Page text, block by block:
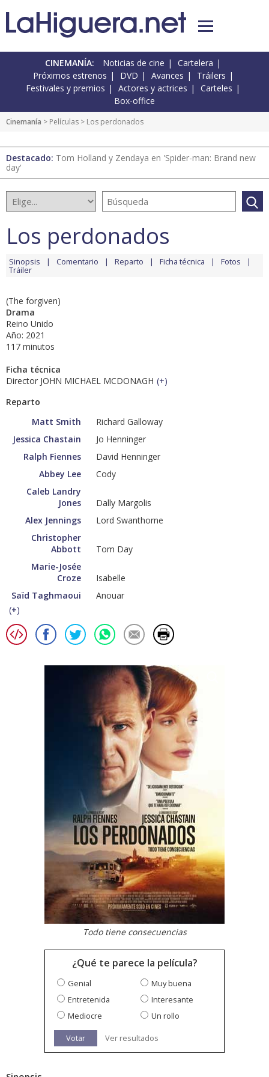
CINEMANÍA: Noticias de cine
Cartelera
Próximos estrenos
DVD Avances
Tráilers
Festivales y premios
Actores y actrices
Carteles
Box-office
Cinemanía > Películas > Los perdonados
Destacado: Tom Holland y Zendaya en 'Spider-man: Brand new
day'
Los perdonados
Sinopsis Comentario Reparto Ficha técnica Fotos
Tráiler
(The forgiven)
Drama
Reino Unido
Año: 2021
117 minutos
Ficha técnica
Director JOHN MICHAEL MCDONAGH (+)
Reparto
Matt Smith
Richard Galloway
Jessica Chastain
Jo Henninger
Ralph Fiennes
David Henninger
Abbey Lee
Cody
Caleb Landry
Jones
Dally Margolis
Alex Jennings
Lord Swanthorne
Christopher
Abbott
Tom Day
Marie-Josée
Croze
Isabelle
Saïd Taghmaoui
Anouar
(+)
Todo tiene consecuencias
¿Qué te parece la película?
Genial
Muy buena
Entretenida
Interesante
Mediocre
Un rollo
Votar Ver resultados